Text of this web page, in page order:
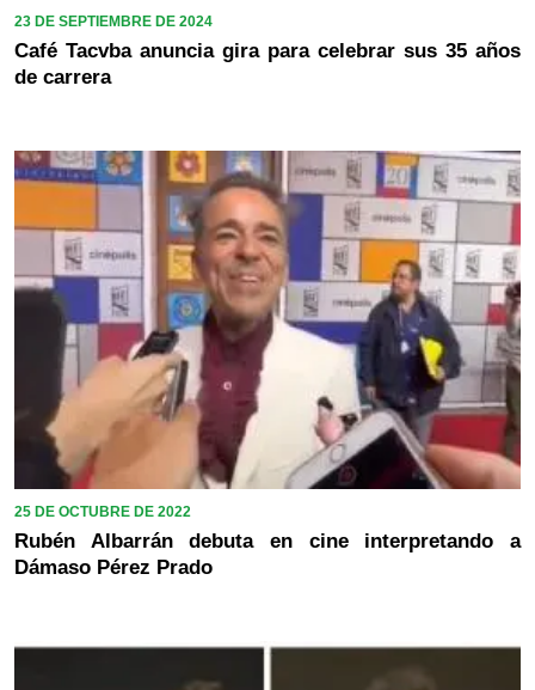
23 DE SEPTIEMBRE DE 2024
Café Tacvba anuncia gira para celebrar sus 35 años
de carrera
25 DE OCTUBRE DE 2022
Rubén Albarrán debuta en cine interpretando a
Dámaso Pérez Prado